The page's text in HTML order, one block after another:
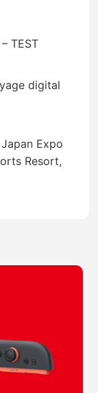
TEST
digital
Expo
Resort,